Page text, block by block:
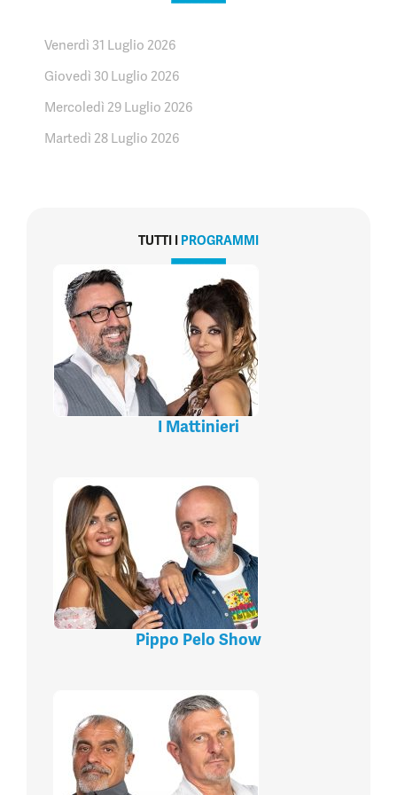
Venerdì 31 Luglio 2026
Giovedì 30 Luglio 2026
Mercoledì 29 Luglio 2026
Martedì 28 Luglio 2026
TUTTI I PROGRAMMI
I Mattinieri
Pippo Pelo Show